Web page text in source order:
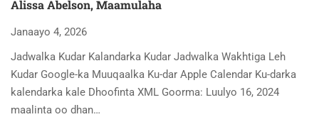
Alissa Abelson, Maamulaha
Janaayo 4, 2026
Jadwalka Kudar Kalandarka Kudar Jadwalka Wakhtiga Leh
Kudar Google-ka Muuqaalka Ku-dar Apple Calendar Ku-darka
kalendarka kale Dhoofinta XML Goorma: Luulyo 16, 2024
maalinta oo dhan…